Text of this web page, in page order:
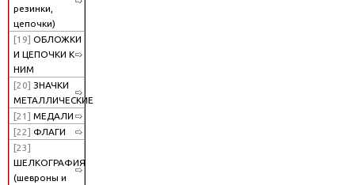
резинки,
цепочки)
[19] ОБЛОЖКИ
И ЦЕПОЧКИ К
НИМ
[20] ЗНАЧКИ
МЕТАЛЛИЧЕСКИЕ
[21] МЕДАЛИ
[22] ФЛАГИ
[23]
ШЕЛКОГРАФИЯ
(шевроны и